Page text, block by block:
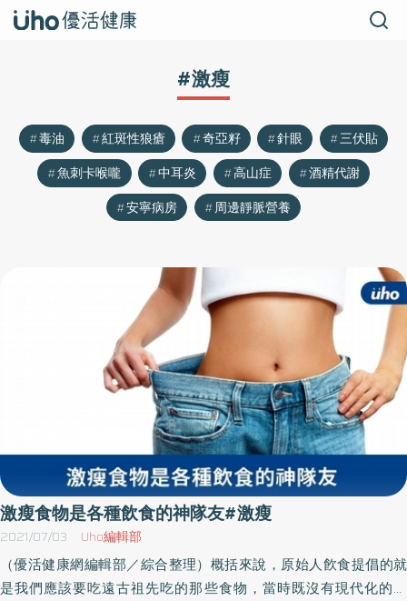
#激瘦
毒油 紅斑性狼瘡 奇亞籽 針眼
三伏貼
魚刺卡喉嚨
中耳炎 高山症
酒精代謝
安寧病房
周邊靜脈營養
激瘦食物是各種飲食的神隊友#激瘦
2021/07/03 Uho編輯部
（優活健康網編輯部／綜合整理）概括來說，原始人飮食提倡的就
是我們應該要吃遠古祖先吃的那些食物，當時既沒有現代化的農